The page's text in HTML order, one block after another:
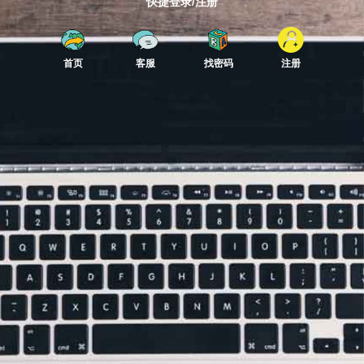
首页 客服 找密码 注册